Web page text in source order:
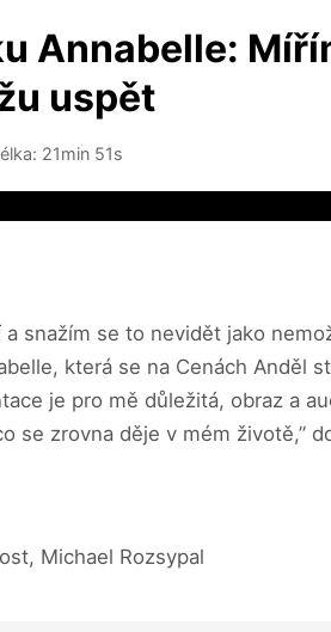
Annabelle:
uspět
21min 51s
a snažím se to nevidět jako
která se na Cenách Anděl
je pro mě důležitá, obraz a
se zrovna děje v mém životě,”
Michael Rozsypal